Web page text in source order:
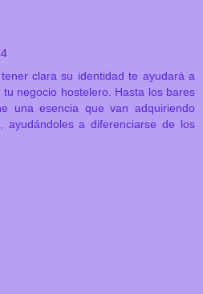
clara su identidad te ayudará a
negocio hostelero. Hasta los bares
una esencia que van adquiriendo
ayudándoles a diferenciarse de los